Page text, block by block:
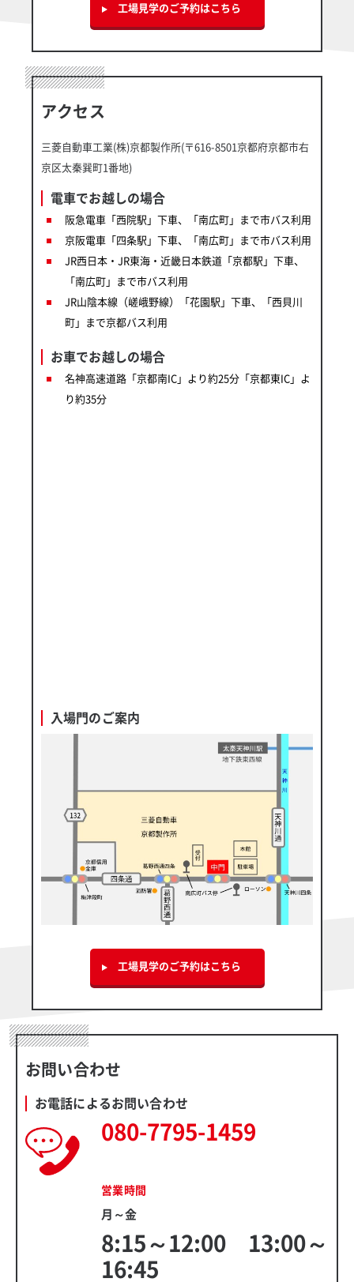
工場見学のご予約はこちら
アクセス
三菱自動車工業(株)京都製作所(〒616-8501京都府京都市右
京区太秦巽町1番地)
電車でお越しの場合
阪急電車「西院駅」下車、「南広町」まで市バス利用
京阪電車「四条駅」下車、「南広町」まで市バス利用
JR西日本・JR東海・近畿日本鉄道「京都駅」下車、
「南広町」まで市バス利用
JR山陰本線（嵯峨野線）「花園駅」下車、「西貝川
町」まで京都バス利用
お車でお越しの場合
名神高速道路「京都南IC」より約25分「京都東IC」よ
り約35分
入場門のご案内
工場見学のご予約はこちら
お問い合わせ
お電話によるお問い合わせ
080-7795-1459
営業時間
月～金
8:15～12:00 13:00～
16:45